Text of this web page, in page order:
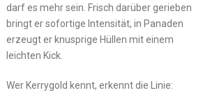
darf es mehr sein. Frisch darüber gerieben
bringt er sofortige Intensität, in Panaden
erzeugt er knusprige Hüllen mit einem
leichten Kick.
Wer Kerrygold kennt, erkennt die Linie: